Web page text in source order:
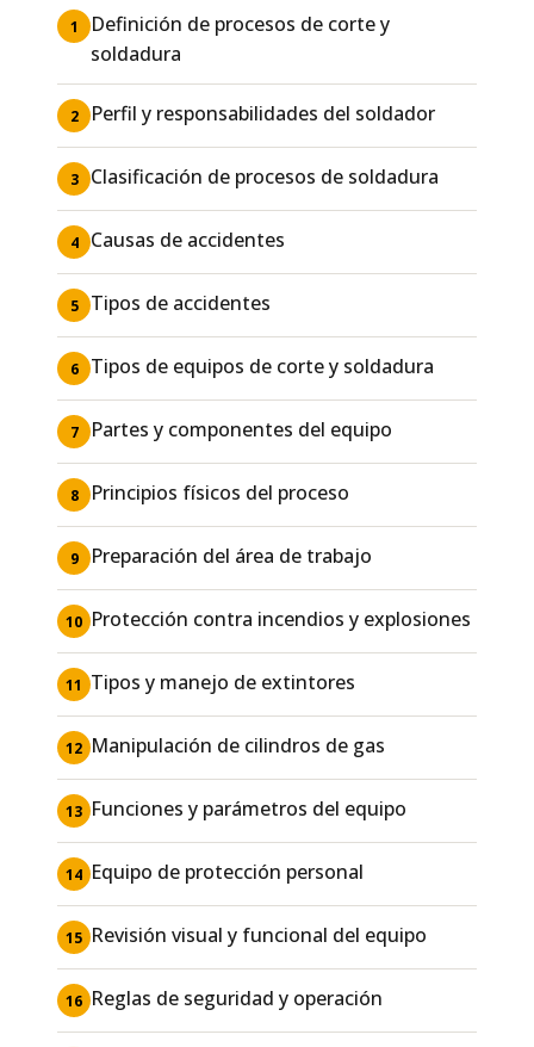
1
Definición de procesos de corte y
soldadura
2 Perfil y responsabilidades del soldador
3 Clasificación de procesos de soldadura
4 Causas de accidentes
5 Tipos de accidentes
6 Tipos de equipos de corte y soldadura
7 Partes y componentes del equipo
8 Principios físicos del proceso
9 Preparación del área de trabajo
10 Protección contra incendios y explosiones
11 Tipos y manejo de extintores
12 Manipulación de cilindros de gas
13 Funciones y parámetros del equipo
14 Equipo de protección personal
15 Revisión visual y funcional del equipo
16 Reglas de seguridad y operación